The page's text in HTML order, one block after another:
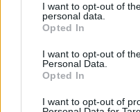
I want to opt-out of
personal data.
Opted In
I want to opt-out of
Personal Data.
Opted In
I want to opt-out of